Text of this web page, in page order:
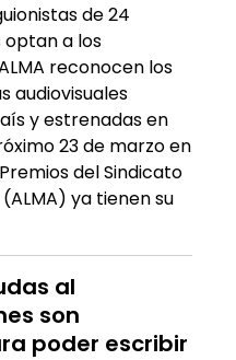
de 24
a los
reconocen los
audiovisuales
y estrenadas en
23 de marzo en
del Sindicato
ya tienen su
al
son
poder escribir